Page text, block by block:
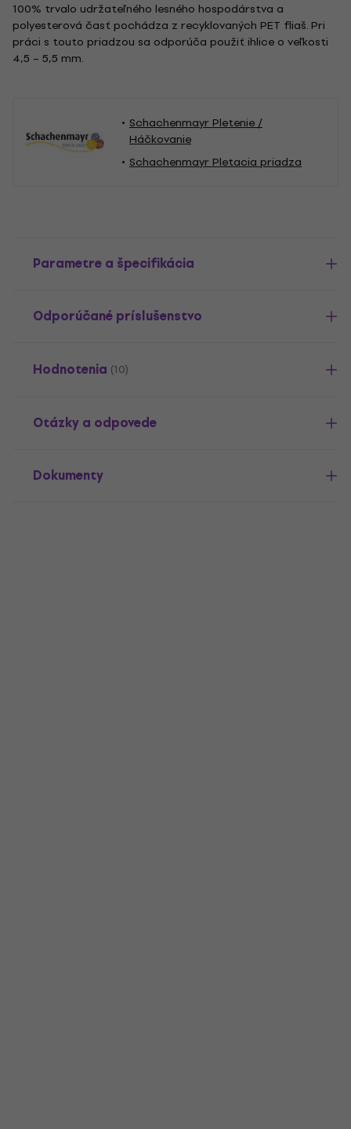
100% trvalo udržateľného lesného hospodárstva a
polyesterová časť pochádza z recyklovaných PET fliaš. Pri
práci s touto priadzou sa odporúča použiť ihlice o veľkosti
4,5 – 5,5 mm.
Schachenmayr Pletenie /
Háčkovanie
Schachenmayr Pletacia priadza
Parametre a špecifikácia
Odporúčané príslušenstvo
Hodnotenia (10)
Otázky a odpovede
Dokumenty